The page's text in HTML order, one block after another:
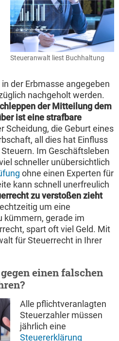
Steueranwalt liest Buchhaltung
der Erbmasse angegeben
nachgeholt werden.
der Mitteilung dem
ist eine strafbare
Scheidung, die Geburt eines
all dies hat Einfluss
Im Geschäftsleben
schneller unübersichtlich
ohne einen Experten für
kann schnell unerfreulich
zu verstoßen zieht
um eine
kümmern, gerade im
spart oft viel Geld. Mit
für Steuerrecht in Ihrer
einen falschen
Alle pflichtveranlagten
Steuerzahler müssen
jährlich eine
Steuererklärung